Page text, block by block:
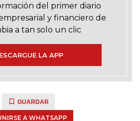
del primer diario
y financiero de
a tan solo un clic
LA APP
GUARDAR
A WHATSAPP